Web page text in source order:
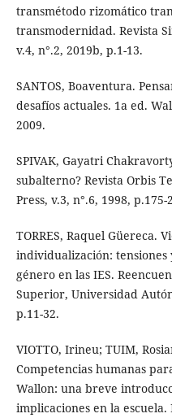
transmétodo rizomático
transmodernidad. Revista
v.4, n°.2, 2019b, p.1-13.
SANTOS, Boaventura.
desafíos actuales. 1a ed.
2009.
SPIVAK, Gayatri
subalterno? Revista Orbis
Press, v.3, n°.6, 1998, p.175-
TORRES, Raquel Güereca.
individualización:
género en las IES.
Superior, Universidad
p.11-32.
VIOTTO, Irineu; TUIM,
Competencias humanas
Wallon: una breve
implicaciones en la